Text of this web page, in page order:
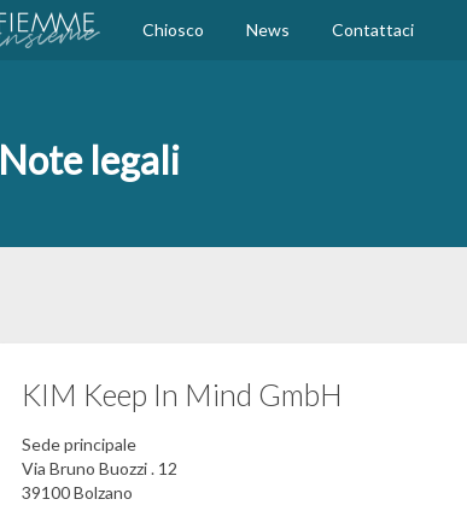
Chiosco News Contattaci
Note legali
KIM Keep In Mind GmbH
Sede principale
Via Bruno Buozzi . 12
39100 Bolzano